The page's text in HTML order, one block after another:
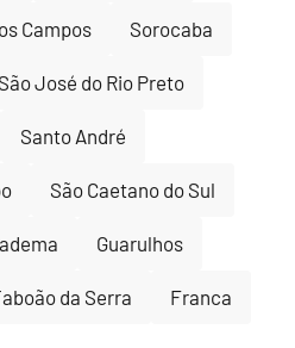
Campos Sorocaba
São José do Rio Preto
Santo André
São Caetano do Sul
Guarulhos
da Serra Franca